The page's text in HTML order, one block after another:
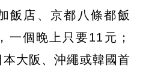
飯店、京都八條都飯
一個晚上只要11元；
大阪、沖繩或韓國首